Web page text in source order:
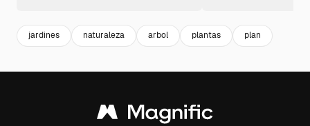
jardines naturaleza arbol plantas plan